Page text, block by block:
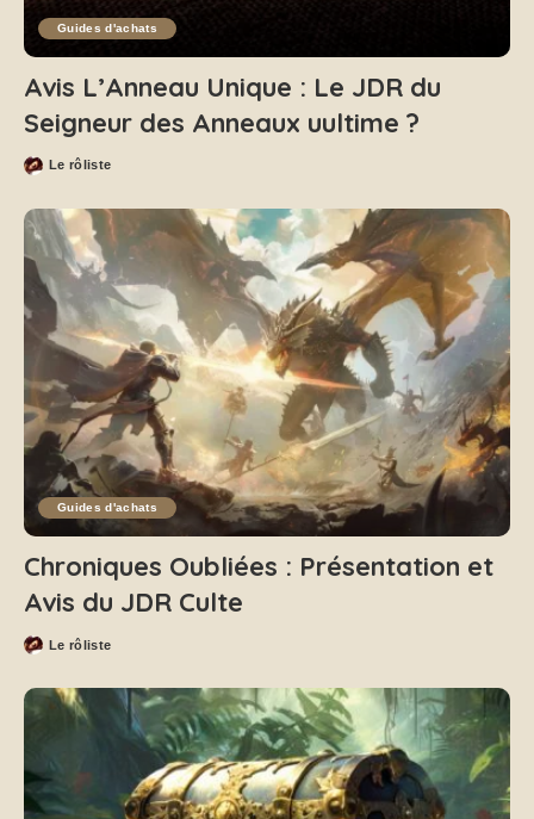
Guides d'achats
Avis L’Anneau Unique : Le JDR du
Seigneur des Anneaux uultime ?
Le rôliste
Guides d'achats
Chroniques Oubliées : Présentation et
Avis du JDR Culte
Le rôliste